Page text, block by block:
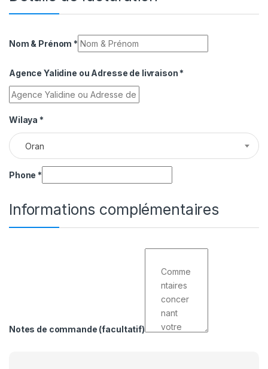
Nom & Prénom *
Agence Yalidine ou Adresse de livraison *
Wilaya *
Oran
Phone *
Informations complémentaires
Notes de commande (facultatif)